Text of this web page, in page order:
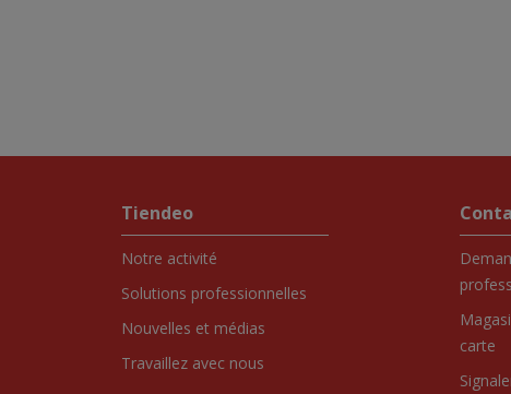
Tiendeo
Notre activité
Solutions professionnelles
Nouvelles et médias
Travaillez avec nous
carte